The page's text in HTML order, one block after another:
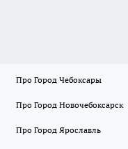
Про Город Чебоксары
Про Город Новочебоксарск
Про Город Ярославль